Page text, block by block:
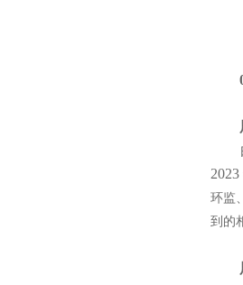
05
由
环监
到的
展